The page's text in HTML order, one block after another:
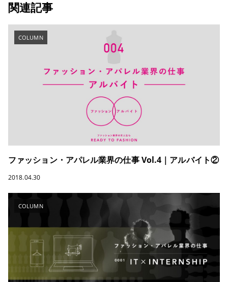
関連記事
COLUMN
ファッション・アパレル業界の仕事 Vol.4｜アルバイト②
2018.04.30
COLUMN